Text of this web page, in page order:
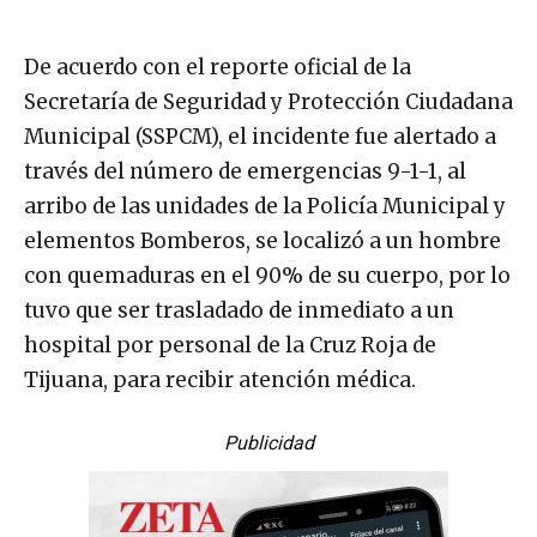
De acuerdo con el reporte oficial de la
Secretaría de Seguridad y Protección Ciudadana
Municipal (SSPCM), el incidente fue alertado a
través del número de emergencias 9-1-1, al
arribo de las unidades de la Policía Municipal y
elementos Bomberos, se localizó a un hombre
con quemaduras en el 90% de su cuerpo, por lo
tuvo que ser trasladado de inmediato a un
hospital por personal de la Cruz Roja de
Tijuana, para recibir atención médica.
Publicidad